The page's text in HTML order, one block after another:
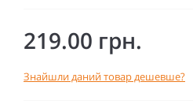
219.00 грн.
Знайшли даний товар дешевше?